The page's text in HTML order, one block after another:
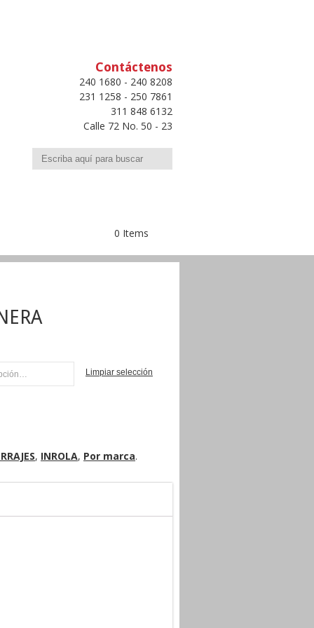
Contáctenos
240 1680 - 240 8208
231 1258 - 250 7861
311 848 6132
Calle 72 No. 50 - 23
Buscar
0 Items
Limpiar selección
, INROLA, Por marca.